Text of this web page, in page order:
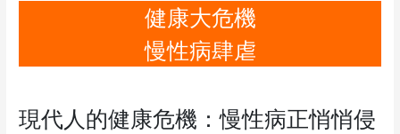
健康大危機
慢性病肆虐
現代人的健康危機：慢性病正悄悄侵